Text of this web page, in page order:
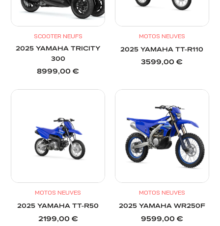
SCOOTER NEUFS
2025 YAMAHA TRICITY
300
8999,00€
MOTOS NEUVES
2025 YAMAHA TT-R110
3599,00€
MOTOS NEUVES
2025 YAMAHA TT-R50
2199,00 €
MOTOS NEUVES
2025 YAMAHA WR250F
9599,00 €